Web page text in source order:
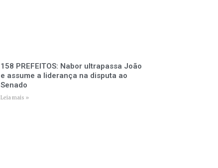
158 PREFEITOS: Nabor ultrapassa João
e assume a liderança na disputa ao
Senado
Leia mais »